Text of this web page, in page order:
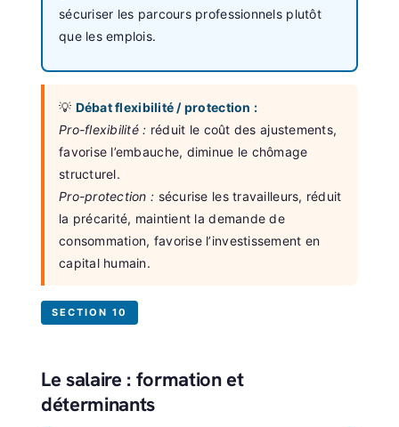
sécuriser les parcours professionnels plutôt
que les emplois.
💡 Débat flexibilité / protection :
Pro-flexibilité : réduit le coût des ajustements,
favorise l’embauche, diminue le chômage
structurel.
Pro-protection : sécurise les travailleurs, réduit
la précarité, maintient la demande de
consommation, favorise l’investissement en
capital humain.
SECTION 10
Le salaire : formation et
déterminants